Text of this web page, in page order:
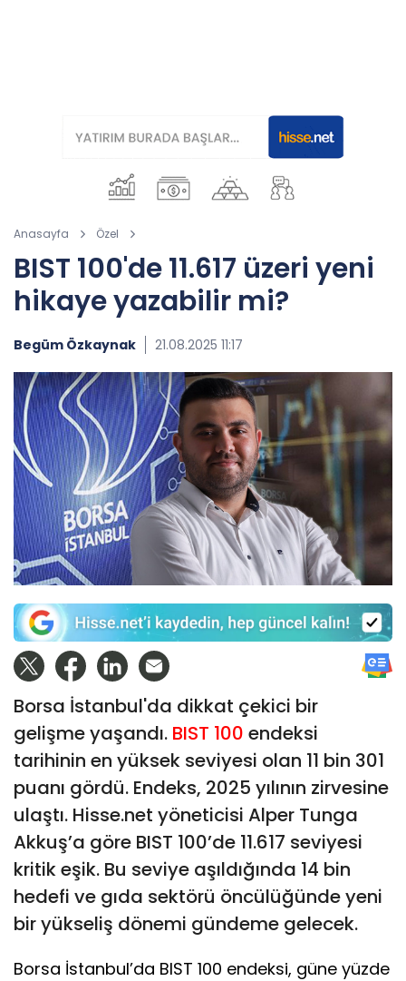
Anasayfa Özel
BIST 100'de 11.617 üzeri yeni
hikaye yazabilir mi?
Begüm Özkaynak 21.08.2025 11:17
Borsa İstanbul'da dikkat çekici bir
gelişme yaşandı. BIST 100 endeksi
tarihinin en yüksek seviyesi olan 11 bin 301
puanı gördü. Endeks, 2025 yılının zirvesine
ulaştı. Hisse.net yöneticisi Alper Tunga
Akkuş’a göre BIST 100’de 11.617 seviyesi
kritik eşik. Bu seviye aşıldığında 14 bin
hedefi ve gıda sektörü öncülüğünde yeni
bir yükseliş dönemi gündeme gelecek.
Borsa İstanbul’da BIST 100 endeksi, güne yüzde